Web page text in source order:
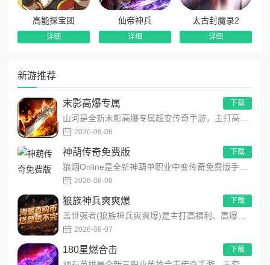
术规划与协同执行力。
丰厚福利，轻松畅享争霸快感
选心仪的武将组建队伍。资源掠夺与采集高度自由，随时可派
遣队伍前往不同地区开采，或进攻敌城夺取物资。更贴心的
是，游戏内置了丰富的挂机收益系统，即便离线也能持续获取
海量资源与训练材料，彻底告别“肝不动就掉队”的焦虑。累计登
录还能免费获取神将华佗，为你的前期开荒保驾护航。战场节
奏畅快利落，每场战斗都能迅速解决，让你在碎片化时间里也
能尽享多重挑战的乐趣。
是热衷深度策略的硬核玩家，还是喜欢组织团队、指挥千军万
马的战术大师，《氏族攻防战》都能为你提供匹配自身节奏的
玩法体验。现在就来下载，亲手塑造一个属于你的三国神话
吧！
新游推荐
末影高爆专属
2026-08-08
下载
神葫传奇免费版
2026-08-08
下载
狼族神兵爽爽爆
2026-08-07
下载
180星燃合击 下载
高能探宝团
详细
仙帝神兵
详细
太古封魔录2
详细